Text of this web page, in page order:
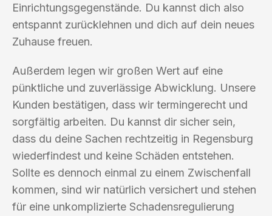
Einrichtungsgegenstände. Du kannst dich also
entspannt zurücklehnen und dich auf dein neues
Zuhause freuen.
Außerdem legen wir großen Wert auf eine
pünktliche und zuverlässige Abwicklung. Unsere
Kunden bestätigen, dass wir termingerecht und
sorgfältig arbeiten. Du kannst dir sicher sein,
dass du deine Sachen rechtzeitig in Regensburg
wiederfindest und keine Schäden entstehen.
Sollte es dennoch einmal zu einem Zwischenfall
kommen, sind wir natürlich versichert und stehen
für eine unkomplizierte Schadensregulierung